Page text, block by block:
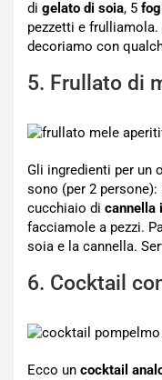
di gelato di soia, 5
pezzetti e
decoriamo con
5. Frullato di
Gli ingredienti per un
sono (per 2 persone):
cucchiaio di cannella
facciamole a pezzi.
soia e la cannella.
6. Cocktail
Ecco un cocktail